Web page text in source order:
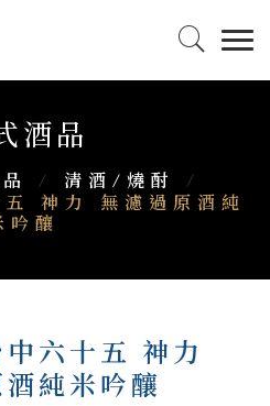
酒品
/ 清酒/燒酎
/
神力 無濾過原酒純
吟釀
六十五 神力
純米吟釀